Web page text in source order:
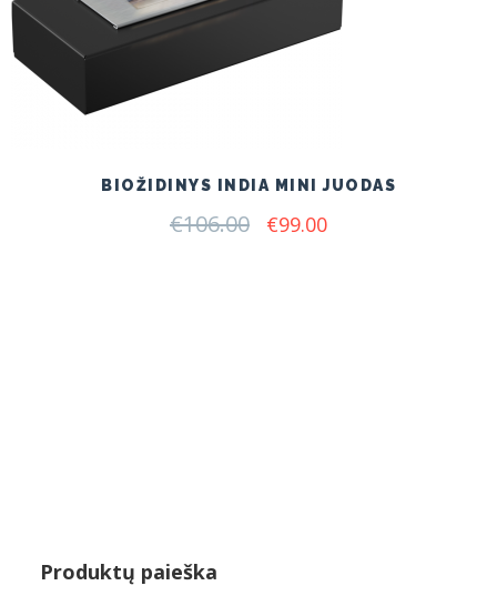
BIOŽIDINYS INDIA MINI JUODAS
€106.00 Original
€99.00Current
Produktų paieška